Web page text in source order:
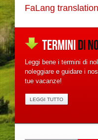
FaLang
TERMINIDI
Leggi bene i termini di
noleggiare e guidare i
tue vacanze!
LEGGI TUTTO